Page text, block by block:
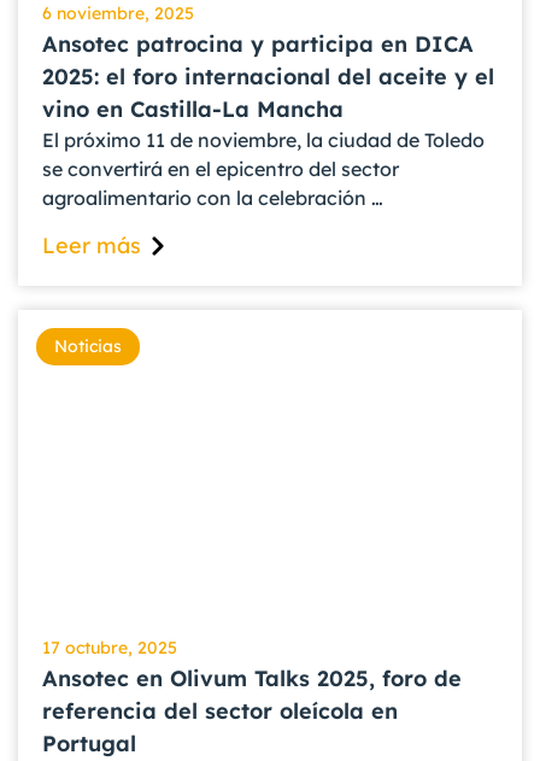
6 noviembre, 2025
Ansotec patrocina y participa en DICA
2025: el foro internacional del aceite y el
vino en Castilla-La Mancha
El próximo 11 de noviembre, la ciudad de Toledo
se convertirá en el epicentro del sector
agroalimentario con la celebración …
Leer más
Noticias
17 octubre, 2025
Ansotec en Olivum Talks 2025, foro de
referencia del sector oleícola en
Portugal